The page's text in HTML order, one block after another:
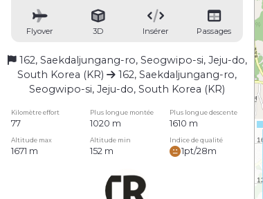
Flyover 3D Insérer Passages
162, Saekdaljungang-ro, Seogwipo-si, Jeju-do,
South Korea (KR)
162, Saekdaljungang-ro,
Seogwipo-si, Jeju-do, South Korea (KR)
Kilomètre effort Plus longue montée Plus longue descente
77 1020 m 1610 m
Altitude max Altitude min Indice de qualité
1671 m 152 m 1pt/28m